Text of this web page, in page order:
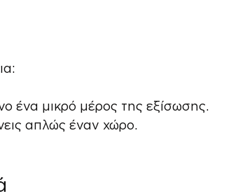
ένα μικρό μέρος της εξίσωσης.
απλώς έναν χώρο.